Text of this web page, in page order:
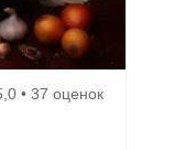
• 37 оценок